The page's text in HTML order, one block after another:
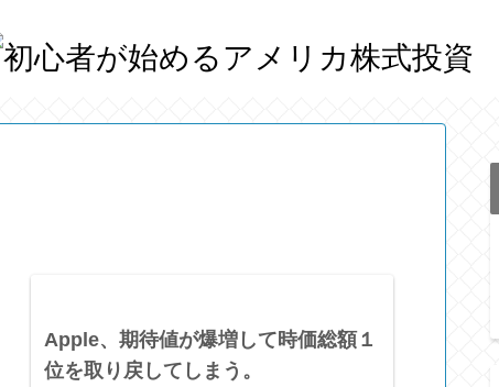
Apple、期待値が爆増して時価総額１
位を取り戻してしまう。